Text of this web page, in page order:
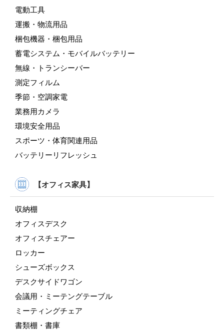
電動工具
運搬・物流用品
梱包機器・梱包用品
蓄電システム・モバイルバッテリー
無線・トランシーバー
測定フィルム
季節・空調家電
業務用カメラ
環境安全用品
スポーツ・体育関連用品
バッテリーリフレッシュ
【オフィス家具】
収納棚
オフィスデスク
オフィスチェアー
ロッカー
シューズボックス
デスクサイドワゴン
会議用・ミーテングテーブル
ミーティングチェア
書類棚・書庫